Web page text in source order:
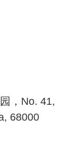
，No. 41,
68000